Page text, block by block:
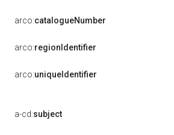
arco:catalogueNumber
arco:regionIdentifier
arco:uniqueIdentifier
a-cd:subject